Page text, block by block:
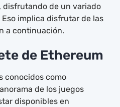
disfrutando de un variado
implica disfrutar de las
a continuación.
de Ethereum
conocidos como
de los juegos
disponibles en